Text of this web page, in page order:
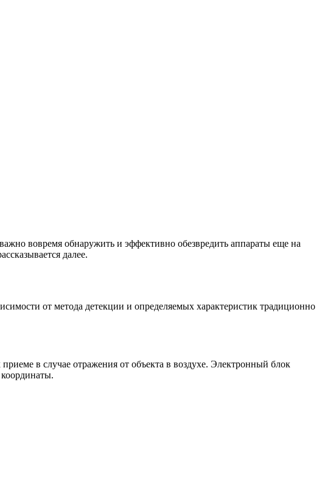
вовремя обнаружить и эффективно обезвредить аппараты еще на
далее.
от метода детекции и определяемых характеристик традиционно
в случае отражения от объекта в воздухе. Электронный блок